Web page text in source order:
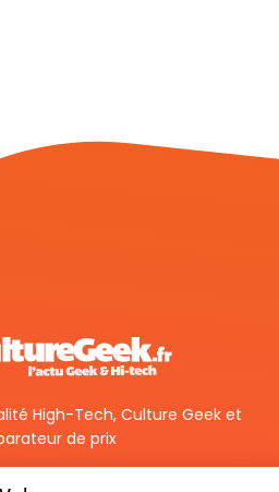
High-Tech, Culture Geek et
de prix